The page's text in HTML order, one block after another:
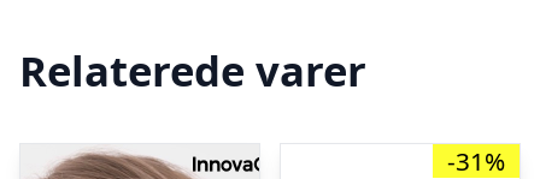
Relaterede varer
-31%